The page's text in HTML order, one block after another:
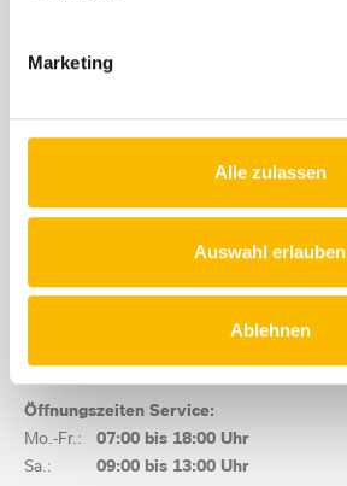
Marketing
Alle zulassen
Auswahl erlauben
Ablehnen
Auf dem Nol 27
Tel.:
0821/66008-0
Öffnungszeiten Service:
Mo.-Fr.:
07:00 bis 18:00 Uhr
Sa.:
09:00 bis 13:00 Uhr